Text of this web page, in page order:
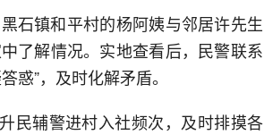
石镇和平村的杨阿姨与邻居许先生
了解情况。实地查看后，民警联系
惑”，及时化解矛盾。
民辅警进村入社频次，及时排摸各